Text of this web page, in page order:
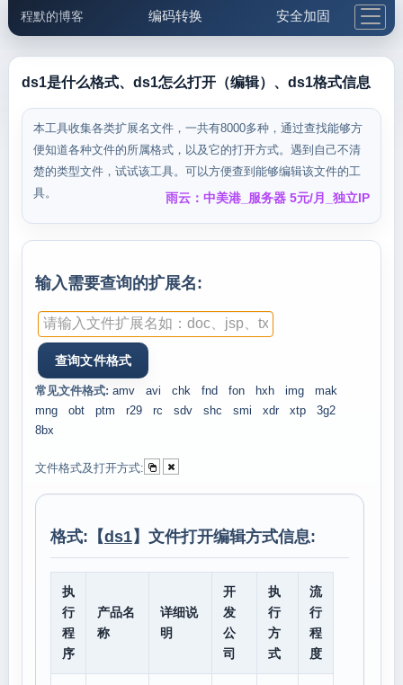
程默的博客 编码转换 安全加固
邮件工具 生活便民 更多工具
5.1支付宝大红包
ds1是什么格式、ds1怎么打开（编辑）、ds1格式信息
本工具收集各类扩展名文件，一共有8000多种，通过查找能够方
便知道各种文件的所属格式，以及它的打开方式。遇到自己不清
楚的类型文件，试试该工具。可以方便查到能够编辑该文件的工
具。
雨云：中美港_服务器 5元/月_独立IP
输入需要查询的扩展名:
常见文件格式: amv avi chk fnd fon hxh img
mak
mng
obt ptm r29 rc sdv shc smi xdr xtp
3g2
8bx
文件格式及打开方式:
格式:【ds1】文件打开编辑方式信息:
执
行
程
序
产品名
称
详细说
明
开
发
公
司
执
行
方
式
流
行
程
度